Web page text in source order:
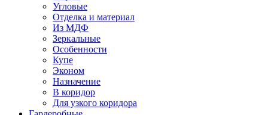
Угловые
Отделка и материал
Из МДФ
Зеркальные
Особенности
Купе
Эконом
Назначение
В коридор
Для узкого коридора